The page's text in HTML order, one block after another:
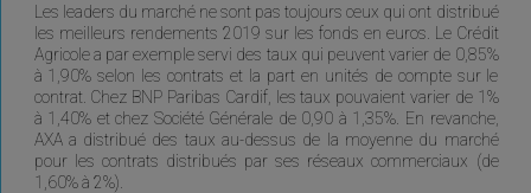
Les leaders du marché ne sont pas toujours ceux qui ont distribué
les meilleurs rendements 2019 sur les fonds en euros. Le Crédit
Agricole a par exemple servi des taux qui peuvent varier de 0,85%
à 1,90% selon les contrats et la part en unités de compte sur le
contrat. Chez BNP Paribas Cardif, les taux pouvaient varier de 1%
à 1,40% et chez Société Générale de 0,90 à 1,35%. En revanche,
AXA a distribué des taux au-dessus de la moyenne du marché
pour les contrats distribués par ses réseaux commerciaux (de
1,60% à 2%).